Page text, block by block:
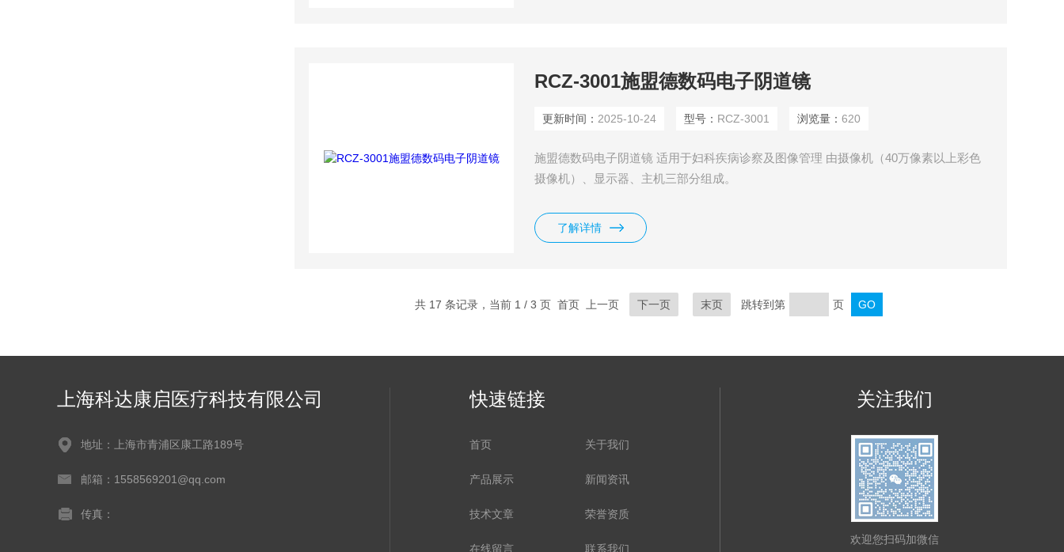
RCZ-3001施盟德数码电子阴道镜
更新时间： 2025-10-24 型号： RCZ-3001 浏览量：620
施盟德数码电子阴道镜 适用于妇科疾病诊察及图像管理 由摄像机（40万像素以上彩色
摄像机）、显示器、主机三部分组成。
了解详情
共 17 条记录，当前 1 / 3 页 首页 上一页 下一页 末页 跳转到第 页
上海科达康启医疗科技有限公司
地址：上海市青浦区康工路189号
邮箱：1558569201@qq.com
传真：
快速链接
首页 关于我们
产品展示 新闻资讯
技术文章 荣誉资质
在线留言 联系我们
关注我们
欢迎您扫码加微信